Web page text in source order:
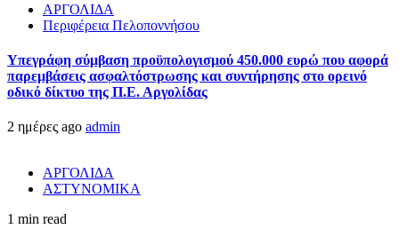
ΑΡΓΟΛΙΔΑ
Περιφέρεια Πελοποννήσου
Υπεγράφη σύμβαση προϋπολογισμού 450.000 ευρώ που αφορά
παρεμβάσεις ασφαλτόστρωσης και συντήρησης στο ορεινό
οδικό δίκτυο της Π.Ε. Αργολίδας
2 ημέρες ago admin
ΑΡΓΟΛΙΔΑ
ΑΣΤΥΝΟΜΙΚΑ
1 min read